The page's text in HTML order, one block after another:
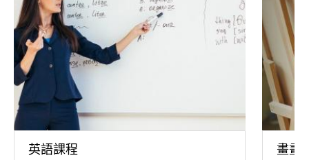
英語課程 畫畫